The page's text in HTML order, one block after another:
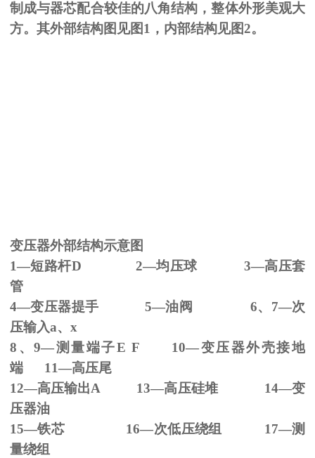
制成与器芯配合较佳的八角结构，整体外形美观大
方。其外部结构图见图1 ，内部结构见图2。
变压器外部结构示意图
1—短路杆D 2—均压球 3—高压套
管
4—变压器提手 5—油阀 6、 7—次
压输入a、 x
8、9—测量端子E F 10—变压器外壳接地
端 11—高压尾
12—高压输出A 13—高压硅堆 14—变
压器油
15—铁芯 16—次低压绕组 17—测
量绕组